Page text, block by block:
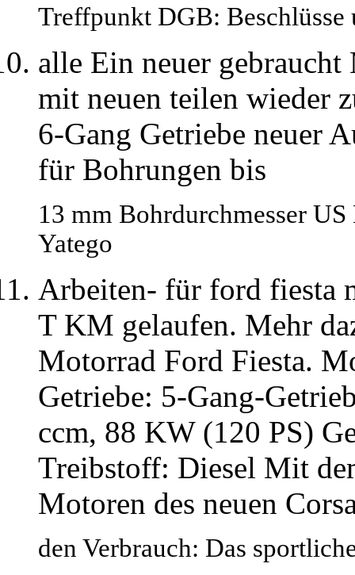
Treffpunkt DGB:
alle Ein neuer
mit neuen teilen wieder
6-Gang Getriebe neuer
für Bohrungen bis
13 mm Bohrdurchmesser
Yatego
Arbeiten- für ford fiesta
T KM gelaufen. Mehr
Motorrad Ford Fiesta.
Getriebe: 5-Gang-
ccm, 88 KW (120 PS)
Treibstoff: Diesel Mit
Motoren des neuen
den Verbrauch: Das